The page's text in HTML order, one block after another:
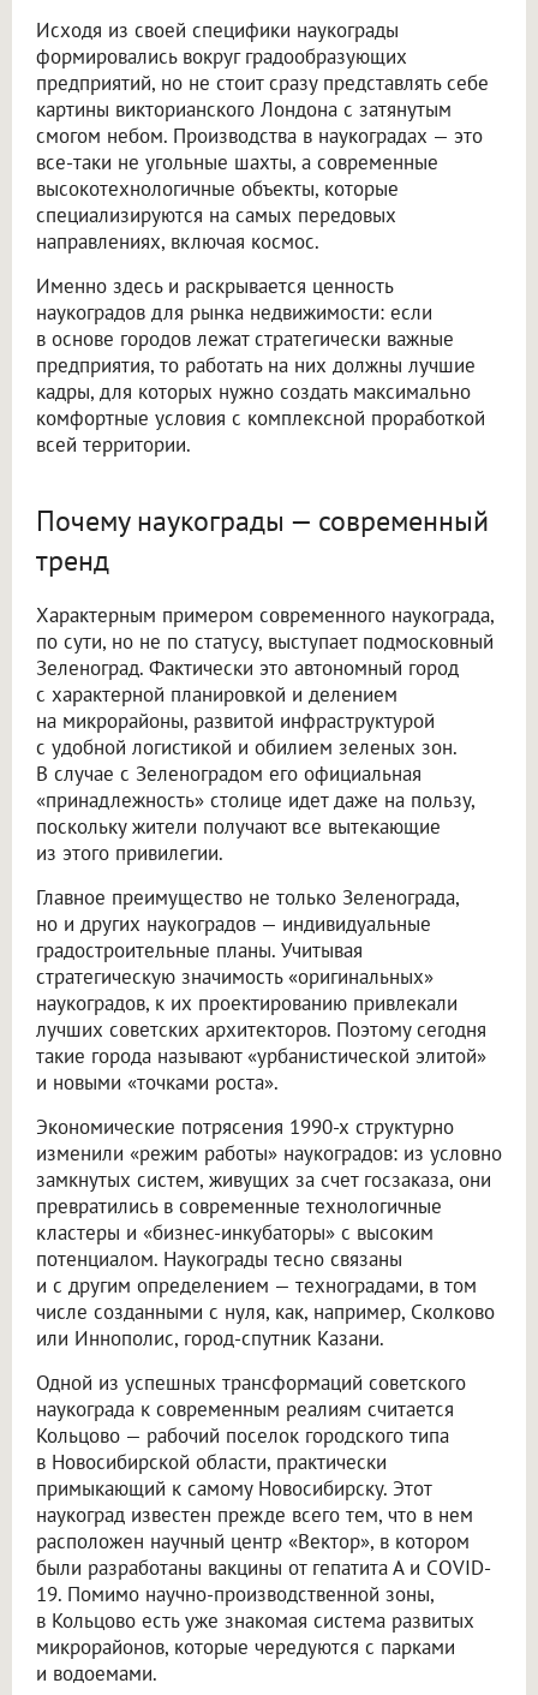
Исходя из своей специфики наукограды
формировались вокруг градообразующих
предприятий, но не стоит сразу представлять себе
картины викторианского Лондона с затянутым
смогом небом. Производства в наукоградах — это
все-таки не угольные шахты, а современные
высокотехнологичные объекты, которые
специализируются на самых передовых
направлениях, включая космос.
Именно здесь и раскрывается ценность
наукоградов для рынка недвижимости: если
в основе городов лежат стратегически важные
предприятия, то работать на них должны лучшие
кадры, для которых нужно создать максимально
комфортные условия с комплексной проработкой
всей территории.
Почему наукограды — современный
тренд
Характерным примером современного наукограда,
по сути, но не по статусу, выступает подмосковный
Зеленоград. Фактически это автономный город
с характерной планировкой и делением
на микрорайоны, развитой инфраструктурой
с удобной логистикой и обилием зеленых зон.
В случае с Зеленоградом его официальная
«принадлежность» столице идет даже на пользу,
поскольку жители получают все вытекающие
из этого привилегии.
Главное преимущество не только Зеленограда,
но и других наукоградов — индивидуальные
градостроительные планы. Учитывая
стратегическую значимость «оригинальных»
наукоградов, к их проектированию привлекали
лучших советских архитекторов. Поэтому сегодня
такие города называют «урбанистической элитой»
и новыми «точками роста».
Экономические потрясения 1990-х структурно
изменили «режим работы» наукоградов: из условно
замкнутых систем, живущих за счет госзаказа, они
превратились в современные технологичные
кластеры и «бизнес-инкубаторы» с высоким
потенциалом. Наукограды тесно связаны
и с другим определением — техноградами, в том
числе созданными с нуля, как, например, Сколково
или Иннополис, город-спутник Казани.
Одной из успешных трансформаций советского
наукограда к современным реалиям считается
Кольцово — рабочий поселок городского типа
в Новосибирской области, практически
примыкающий к самому Новосибирску. Этот
наукоград известен прежде всего тем, что в нем
расположен научный центр «Вектор», в котором
были разработаны вакцины от гепатита А и COVID-
19. Помимо научно-производственной зоны,
в Кольцово есть уже знакомая система развитых
микрорайонов, которые чередуются с парками
и водоемами.